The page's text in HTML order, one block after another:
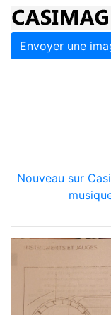
Envoyer une
Nouveau sur